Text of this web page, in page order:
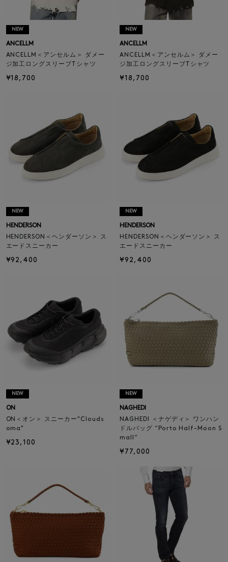
NEW
ANCELLM
ANCELLM＜アンセルム＞ ダメー
ジ加工ロングスリーブTシャツ
¥18,700
NEW
ANCELLM
ANCELLM＜アンセルム＞ ダメー
ジ加工ロングスリーブTシャツ
¥18,700
NEW
HENDERSON
HENDERSON＜ヘンダーソン＞ ス
エードスニーカー
¥92,400
NEW
HENDERSON
HENDERSON＜ヘンダーソン＞ ス
エードスニーカー
¥92,400
NEW
ON
ON＜オン＞ スニーカー"Clouds
oma"
¥23,100
NEW
NAGHEDI
NAGHEDI ＜ナゲディ＞ ワンハン
ドルバッグ “Porto Half-Moon S
mall“
¥77,000